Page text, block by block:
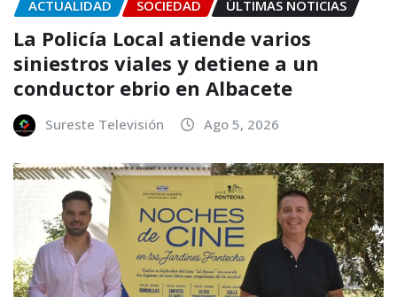
ACTUALIDAD SOCIEDAD ÚLTIMAS NOTICIAS
La Policía Local atiende varios
siniestros viales y detiene a un
conductor ebrio en Albacete
Sureste Televisión Ago 5, 2026